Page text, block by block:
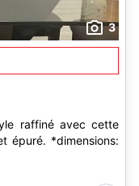
3
raffiné avec cette
épuré. *dimensions: